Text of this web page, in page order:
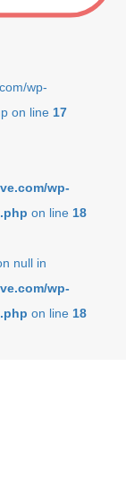
wp-
on line 17
wp-
on line 18
null in
wp-
on line 18